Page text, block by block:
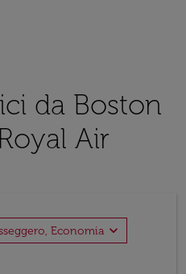
da Boston
Air
Economia expand_more